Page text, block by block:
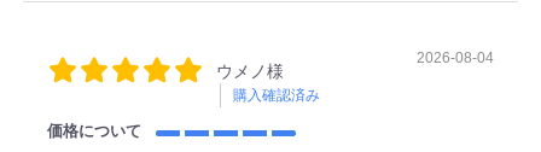
ウメノ様
購入確認済み
2026-08-04
価格について